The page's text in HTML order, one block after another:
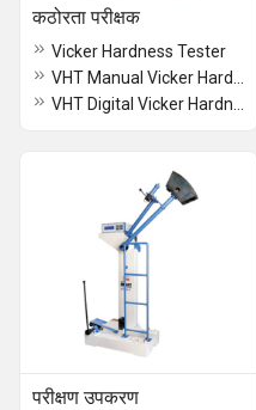
कठोरता परीक्षक
Vicker Hardness Tester
परीक्षण उपकरण